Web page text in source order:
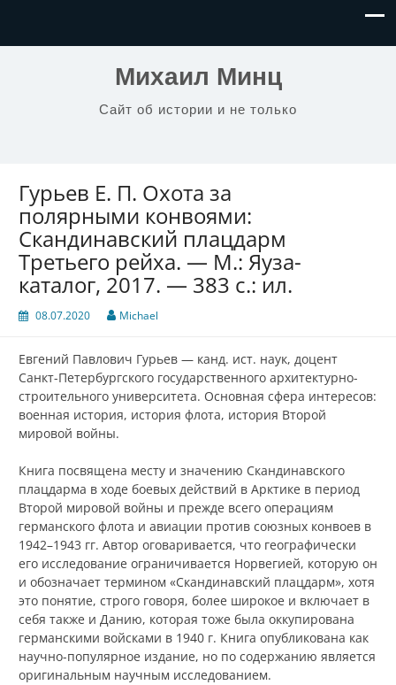
Михаил Минц
Сайт об истории и не только
Гурьев Е. П. Охота за
полярными конвоями:
Скандинавский плацдарм
Третьего рейха. — М.: Яуза-
каталог, 2017. — 383 с.: ил.
08.07.2020 Michael
Евгений Павлович Гурьев — канд. ист. наук, доцент
Санкт-Петербургского государственного архитектурно-
строительного университета. Основная сфера интересов:
военная история, история флота, история Второй
мировой войны.
Книга посвящена месту и значению Скандинавского
плацдарма в ходе боевых действий в Арктике в период
Второй мировой войны и прежде всего операциям
германского флота и авиации против союзных конвоев в
1942–1943 гг. Автор оговаривается, что географически
его исследование ограничивается Норвегией, которую он
и обозначает термином «Скандинавский плацдарм», хотя
это понятие, строго говоря, более широкое и включает в
себя также и Данию, которая тоже была оккупирована
германскими войсками в 1940 г. Книга опубликована как
научно-популярное издание, но по содержанию является
оригинальным научным исследованием.